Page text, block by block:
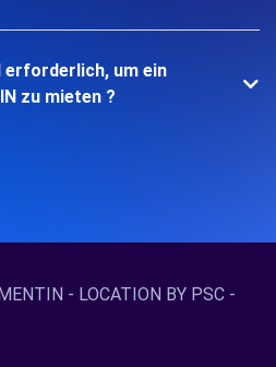
erforderlich, um ein
zu mieten ?
- LOCATION BY PSC -